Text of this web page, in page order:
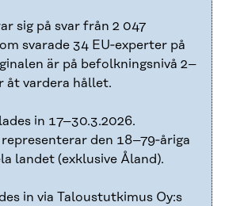
sig på svar från 2 047
svarade 34 EU‑experter på
är på befolkningsnivå 2–
åt vardera hållet.
in 17–30.3.2026.
den 18–79‑åriga
landet (exklusive Åland).
in via Taloustutkimus Oy:s